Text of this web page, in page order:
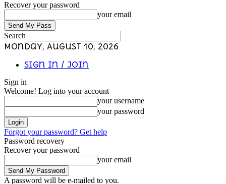
Recover your password
your email
Search
Monday, August 10, 2026
Sign in / Join
Sign in
Welcome! Log into your account
your username
your password
Forgot your password? Get help
Password recovery
Recover your password
your email
A password will be e-mailed to you.